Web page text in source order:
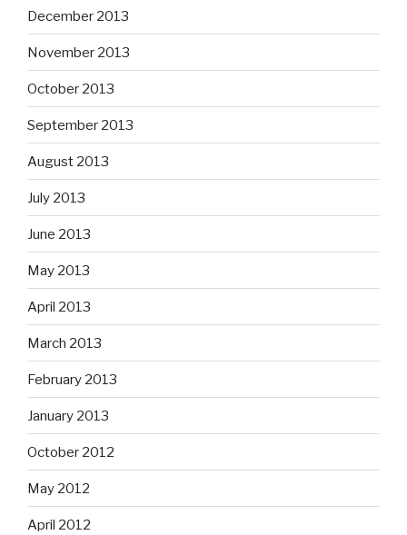
December 2013
November 2013
October 2013
September 2013
August 2013
July 2013
June 2013
May 2013
April 2013
March 2013
February 2013
January 2013
October 2012
May 2012
April 2012